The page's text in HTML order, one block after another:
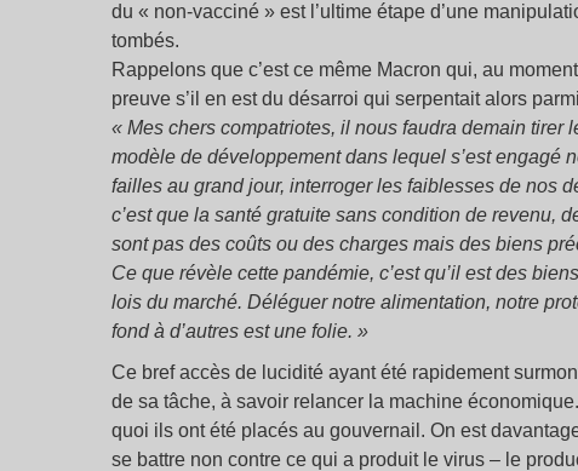
du « non-vacciné » est l’ultime étape d’une
tombés.
Rappelons que c’est ce même Macron qui, au
preuve s’il en est du désarroi qui serpentait alors
« Mes chers compatriotes, il nous faudra demain
modèle de développement dans lequel s’est engagé
failles au grand jour, interroger les faiblesses de nos
c’est que la santé gratuite sans condition de revenu,
sont pas des coûts ou des charges mais des biens
Ce que révèle cette pandémie, c’est qu’il est des
lois du marché. Déléguer notre alimentation, notre
fond à d’autres est une folie. »
Ce bref accès de lucidité ayant été rapidement
de sa tâche, à savoir relancer la machine
quoi ils ont été placés au gouvernail. On est
se battre non contre ce qui a produit le virus – le